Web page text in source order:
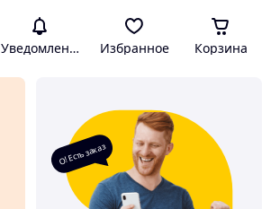
Уведомления Избранное Корзина
О! Есть заказ